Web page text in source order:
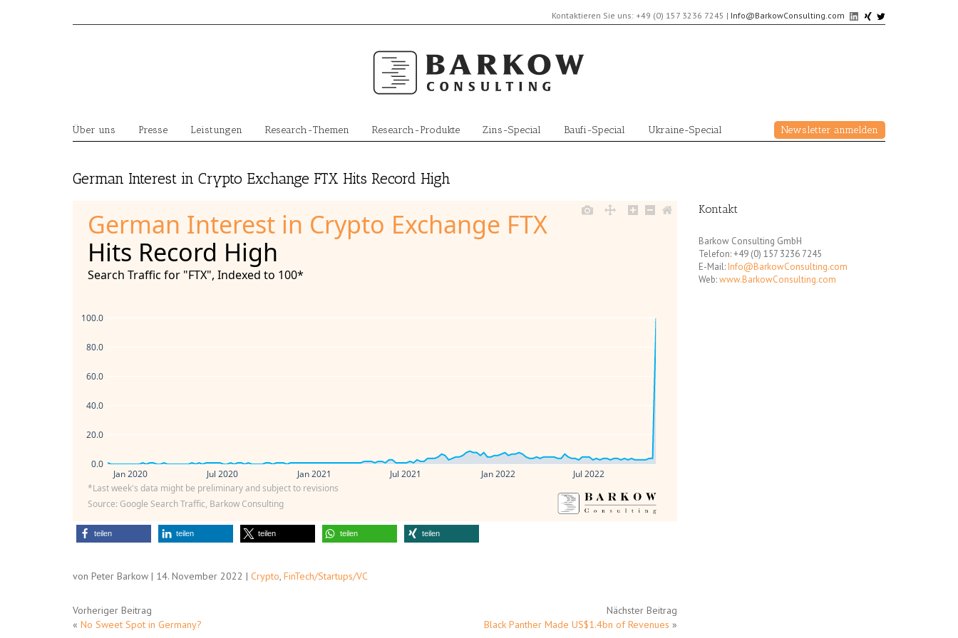
Kontaktieren Sie uns: +49 (0) 157 3236 7245 | Info@BarkowConsulting.com
Über uns Presse Leistungen Research-Themen Research-Produkte Zins-Special Baufi-Special Ukraine-Special Newsletter anmelden
German Interest in Crypto Exchange FTX Hits Record High
Jan 2020 Jul 2020 Jan 2021 Jul 2021 Jan 2022 Jul 2022
0.0
20.0
40.0
60.0
80.0
100.0
German Interest in Crypto Exchange FTX
Hits Record High
Search Traffic for "FTX", Indexed to 100*
Source: Google Search Traffic, Barkow Consulting
*Last week's data might be preliminary and subject to revisions
teilen teilen teilen teilen teilen
von Peter Barkow | 14. November 2022 | Crypto, FinTech/Startups/VC
Vorheriger Beitrag
« No Sweet Spot in Germany?
Nächster Beitrag
Black Panther Made US$1.4bn of Revenues »
Kontakt
Barkow Consulting GmbH
Telefon: +49 (0) 157 3236 7245
E-Mail: Info@BarkowConsulting.com
Web:www.BarkowConsulting.com